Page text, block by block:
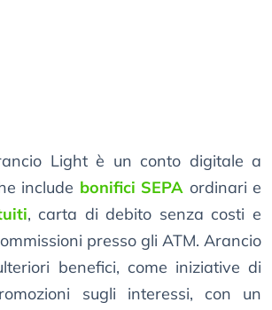
Light è un conto digitale a
include bonifici SEPA ordinari e
, carta di debito senza costi e
presso gli ATM. Arancio
benefici, come iniziative di
sugli interessi, con un